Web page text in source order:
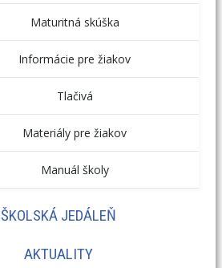
Maturitná skúška
Informácie pre žiakov
Tlačivá
Materiály pre žiakov
Manuál školy
ŠKOLSKÁ JEDÁLEŇ
AKTUALITY